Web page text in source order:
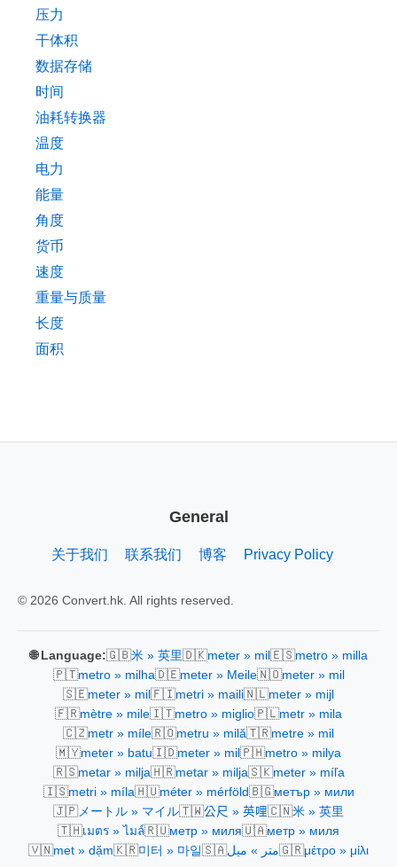
压力
干体积
数据存储
时间
油耗转换器
温度
电力
能量
角度
货币
速度
重量与质量
长度
面积
General
关于我们 联系我们 博客 Privacy Policy
© 2026 Convert.hk. All rights reserved.
🌐 Language:🇬🇧米 » 英里🇩🇰meter » mil🇪🇸metro » milla
🇵🇹metro » milha🇩🇪meter » Meile🇳🇴meter » mil
🇸🇪meter » mil 🇫🇮metri » maili🇳🇱meter » mijl
🇫🇷mètre » mile🇮🇹metro » miglio🇵🇱metr » mila
🇨🇿metr » míle🇷🇴metru » milă🇹🇷metre » mil
🇲🇾meter » batu🇮🇩meter » mil 🇵🇭metro » milya
🇷🇸metar » milja🇭🇷metar » milja🇸🇰meter » míľa
🇮🇸metri » míla🇭🇺méter » mérföld🇧🇬метър » мили
🇯🇵メートル » マイル🇹🇼公尺 » 英哩🇨🇳米 » 英里
🇹🇭เมตร » ไมล์🇷🇺метр » миля🇺🇦метр » миля
🇻🇳met » dặm🇰🇷미터 » 마일🇸🇦متر » ميل🇬🇷μέτρο » μίλι